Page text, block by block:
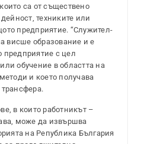
са от съществено
техниките или
предприятие. “Служител-
висше образование и е
предприятие с цел
обучение в областта на
и което получава
в които работникът –
може да извършва
на Република България